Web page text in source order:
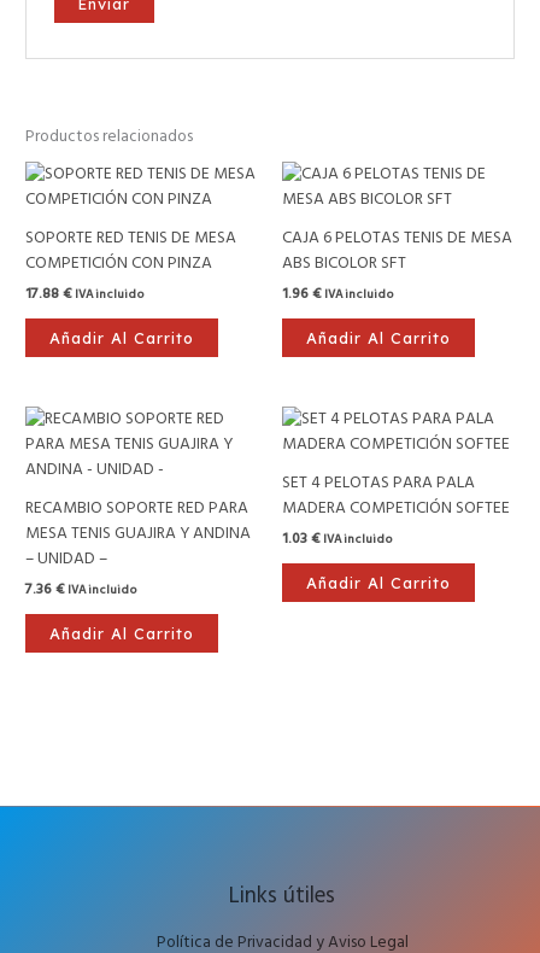
Productos relacionados
SOPORTE RED TENIS DE MESA
COMPETICIÓN CON PINZA
17.88€ IVA incluido
Añadir Al Carrito
CAJA 6 PELOTAS TENIS DE MESA
ABS BICOLOR SFT
1.96€ IVA incluido
Añadir Al Carrito
RECAMBIO SOPORTE RED PARA
MESA TENIS GUAJIRA Y ANDINA
– UNIDAD –
7.36€ IVA incluido
Añadir Al Carrito
SET 4 PELOTAS PARA PALA
MADERA COMPETICIÓN SOFTEE
1.03€ IVA incluido
Añadir Al Carrito
Links útiles
Política de Privacidad y Aviso Legal